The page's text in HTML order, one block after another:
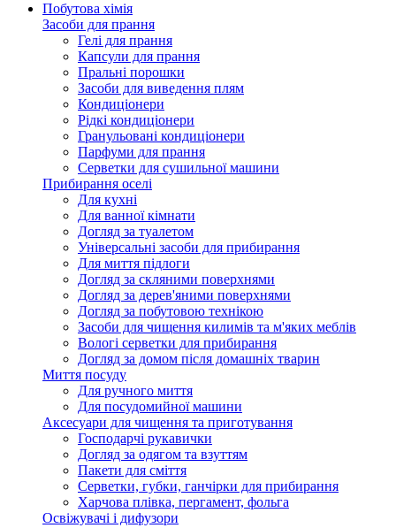
Побутова хімія
Засоби для прання
Гелі для прання
Капсули для прання
Пральні порошки
Засоби для виведення плям
Кондиціонери
Рідкі кондиціонери
Гранульовані кондиціонери
Парфуми для прання
Серветки для сушильної машини
Прибирання оселі
Для кухні
Для ванної кімнати
Догляд за туалетом
Універсальні засоби для прибирання
Для миття підлоги
Догляд за скляними поверхнями
Догляд за дерев'яними поверхнями
Догляд за побутовою технікою
Засоби для чищення килимів та м'яких меблів
Вологі серветки для прибирання
Догляд за домом після домашніх тварин
Миття посуду
Для ручного миття
Для посудомийної машини
Аксесуари для чищення та приготування
Господарчі рукавички
Догляд за одягом та взуттям
Пакети для сміття
Серветки, губки, ганчірки для прибирання
Харчова плівка, пергамент, фольга
Освіжувачі і дифузори